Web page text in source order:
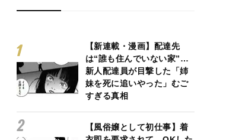
【新連載・漫画】配達先
は“誰も住んでいない家”…
新人配達員が目撃した「姉
妹を死に追いやった」むご
すぎる真相
【風俗嬢として初仕事】着